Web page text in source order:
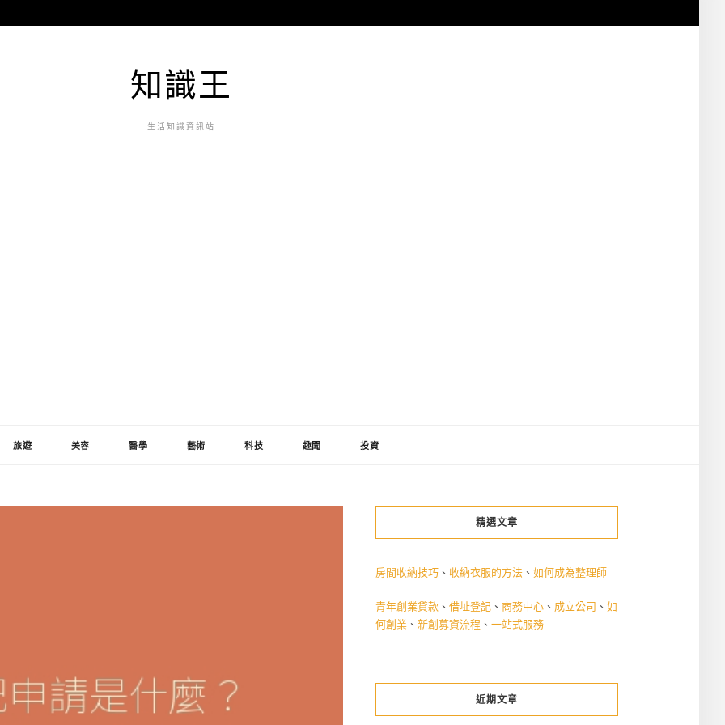
知識王
生活知識資訊站
旅遊 美容 醫學 藝術 科技 趣聞 投資
精選文章
房間收納技巧 、 收納衣服的方法 、 如何成為整理師
青年創業貸款 、 借址登記 、 商務中心 、 成立公司 、 如
何創業 、 新創募資流程 、 一站式服務
近期文章